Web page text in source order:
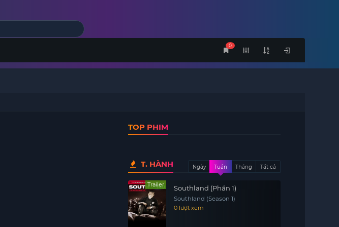
0
TOP PHIM
T. HÀNH Ngày Tuần Tháng Tất cả
Trailer Southland (Phần 1)
Southland (Season 1)
0 lượt xem